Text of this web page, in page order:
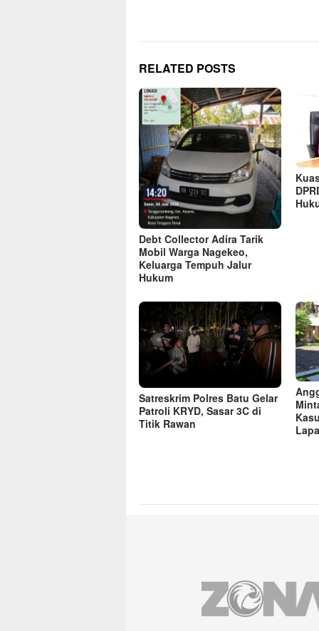
RELATED POSTS
Debt Collector Adira Tarik
Mobil Warga Nagekeo,
Keluarga Tempuh Jalur
Hukum
Satreskrim Polres Batu Gelar
Patroli KRYD, Sasar 3C di
Titik Rawan